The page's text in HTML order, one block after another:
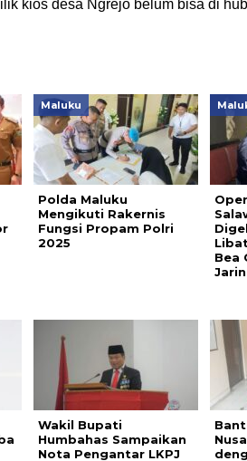
kios desa Ngrejo belum bisa di
Maluku
Polda Maluku
Mengikuti Rakernis
Fungsi Propam Polri
2025
Bea
Wakil Bupati
Humbahas Sampaikan
Nota Pengantar LKPJ